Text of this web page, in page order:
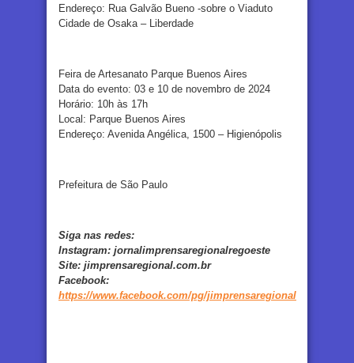
Endereço: Rua Galvão Bueno -sobre o Viaduto
Cidade de Osaka – Liberdade
Feira de Artesanato Parque Buenos Aires
Data do evento: 03 e 10 de novembro de 2024
Horário: 10h às 17h
Local: Parque Buenos Aires
Endereço: Avenida Angélica, 1500 – Higienópolis
Prefeitura de São Paulo
Siga nas redes:
Instagram: jornalimprensaregionalregoeste
Site: jimprensaregional.com.br
Facebook:
https://www.facebook.com/pg/jimprensaregional